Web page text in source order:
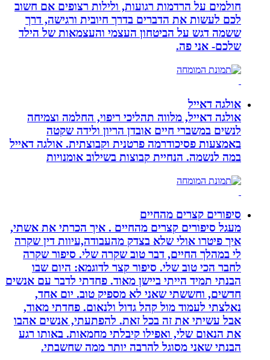
חולמים על הרדמות רגועות, ולילות רצופים אם חשוב
לכם לעשות את הדברים בדרך חיובית ורגישה, דרך
ששמה דגש על הביטחון העצמי והעצמאות של הילד
שלכם- אני פה.
אולגה דאייל
אולגה דאייל, מלווה תהליכי ריפוי, החלמה וצמיחה
לנשים במשברי חיים אובדן הריון ולידה שקטה
באמצעות פסיכודרמה פרטנית וקבוצתית. אולגה דאייל
במה לנשמה. ‏הנחיית קבוצות בשילוב אומנויות‏
סיפורים קצרים מהחיים
מעגל סיפורים קצרים מהחיים . איך הכרתי את אשתי,
איך פיטרו אולי שלא בצדק מהעבודה,עיוות דין שקרה
לי במהלך החיים, דבר טוב שקרה שלי. סיפור שקרה
לחבר הכי טוב שלי. סיפור קצר לדוגמא: היום שבו
הבנתי תמיד הייתי ביישן מאוד. פחדתי לדבר עם אנשים
חדשים, וחששתי שאני לא מספיק טוב. יום אחד,
נאלצתי לעמוד מול קהל גדול ולנאום. פחדתי מאוד,
אבל עשיתי את זה בכל זאת. להפתעתי, אנשים אהבו
את הנאום שלי, ואפילו קיבלתי מחמאות. באותו רגע
הבנתי שאני מסוגל להרבה יותר ממה שחשבתי.